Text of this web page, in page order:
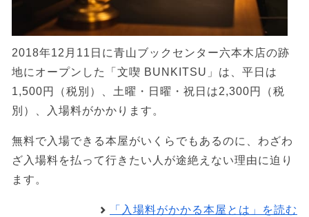
2018年12月11日に青山ブックセンター六本木店の跡
地にオープンした「文喫 BUNKITSU」は、平日は
1,500円（税別）、土曜・日曜・祝日は2,300円（税
別）、入場料がかかります。
無料で入場できる本屋がいくらでもあるのに、わざわ
ざ入場料を払って行きたい人が途絶えない理由に迫り
ます。
「入場料がかかる本屋とは」を読む